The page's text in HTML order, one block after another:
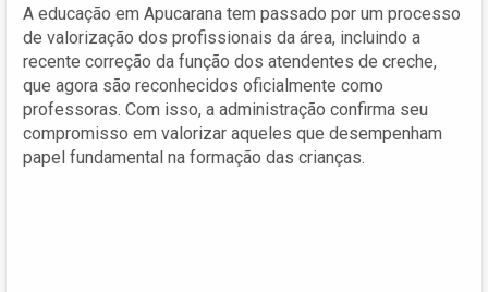
A educação em Apucarana tem passado por um processo
de valorização dos profissionais da área, incluindo a
recente correção da função dos atendentes de creche,
que agora são reconhecidos oficialmente como
professoras. Com isso, a administração confirma seu
compromisso em valorizar aqueles que desempenham
papel fundamental na formação das crianças.